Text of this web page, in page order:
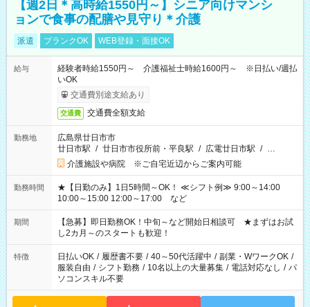
【週2日＊高時給1550円～】シニア向けマンシ
ョンで食事の配膳や見守り＊介護
派遣 ブランクOK WEB登録・面接OK
給与
経験者時給1550円～ 介護福祉士時給1600円～ ※日払い/週払
いOK
交通費別途支給あり
交通費 交通費全額支給
勤務地
広島県廿日市市
廿日市駅 / 廿日市市役所前・平良駅 / 広電廿日市駅 / …
介護施設や病院 ※ご自宅近辺からご案内可能
勤務時間
★【日勤のみ】1日5時間～OK！ ≪シフト例≫ 9:00～14:00
10:00～15:00 12:00～17:00 など
期間
【急募】即日勤務OK！中旬～など開始日相談可 ★まずはお試
し2カ月～のスタートも歓迎！
特徴 日払いOK / 履歴書不要 / 40～50代活躍中 / 副業・WワークOK /
服装自由 / シフト勤務 / 10名以上の大量募集 / 電話対応なし / パ
ソコンスキル不要